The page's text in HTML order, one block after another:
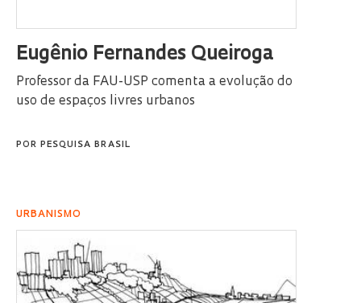
Eugênio Fernandes Queiroga
Professor da FAU-USP comenta a evolução do
uso de espaços livres urbanos
POR PESQUISA BRASIL
URBANISMO